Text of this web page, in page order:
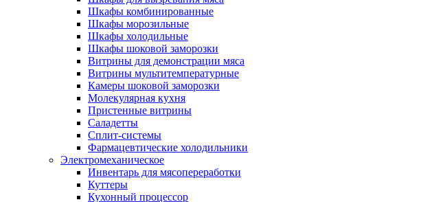
Шкафы комбинированные
Шкафы морозильные
Шкафы холодильные
Шкафы шоковой заморозки
Витрины для демонстрации мяса
Витрины мультитемпературные
Камеры шоковой заморозки
Молекулярная кухня
Пристенные витрины
Саладетты
Сплит-системы
Фармацевтические холодильники
Электромеханическое
Инвентарь для мясопереработки
Куттеры
Кухонный процессор